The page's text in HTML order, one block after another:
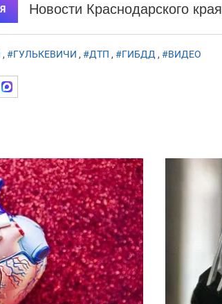
Новости Краснодарского края
, #ГУЛЬКЕВИЧИ , #ДТП , #ГИБДД, #ВИДЕО